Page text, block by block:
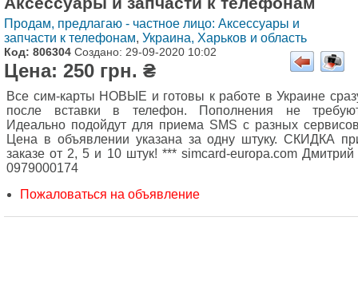
Продам, предлагаю - частное лицо: Аксессуары и
запчасти к телефонам, Украина, Харьков и область
Код: 806304 Создано: 29-09-2020 10:02
Цена: 250 грн. ₴
Все сим-карты НОВЫЕ и готовы к работе в Украине
после вставки в телефон. Пополнения не
Идеально подойдут для приема SMS с разных
Цена в объявлении указана за одну штуку. СКИДКА
заказе от 2, 5 и 10 штук! *** simcard-europa.com Дмитрий
0979000174
Пожаловаться на объявление